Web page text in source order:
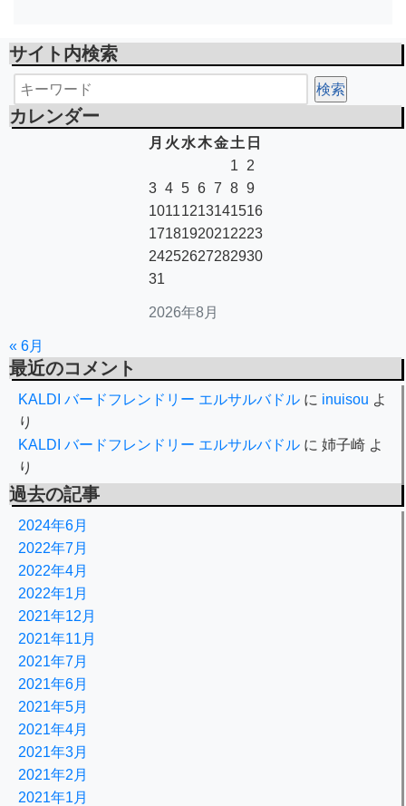
サイト内検索
カレンダー
2026年8月
月 火 水木金 土 日
1
2
3 4 5 6 7 8 9
10111213141516
17181920212223
24252627282930
31
« 6月
最近のコメント
KALDI バードフレンドリー エルサルバドル に inuisou よ
り
KALDI バードフレンドリー エルサルバドル に 姉子崎 よ
り
過去の記事
2024年6月
2022年7月
2022年4月
2022年1月
2021年12月
2021年11月
2021年7月
2021年6月
2021年5月
2021年4月
2021年3月
2021年2月
2021年1月